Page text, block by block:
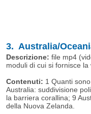
3. Australia/
Descrizione: file mp4
moduli di cui si fornisce
Contenuti: 1 Quanti
Australia: suddivisione
la barriera corallina; 9
della Nuova Zelanda.